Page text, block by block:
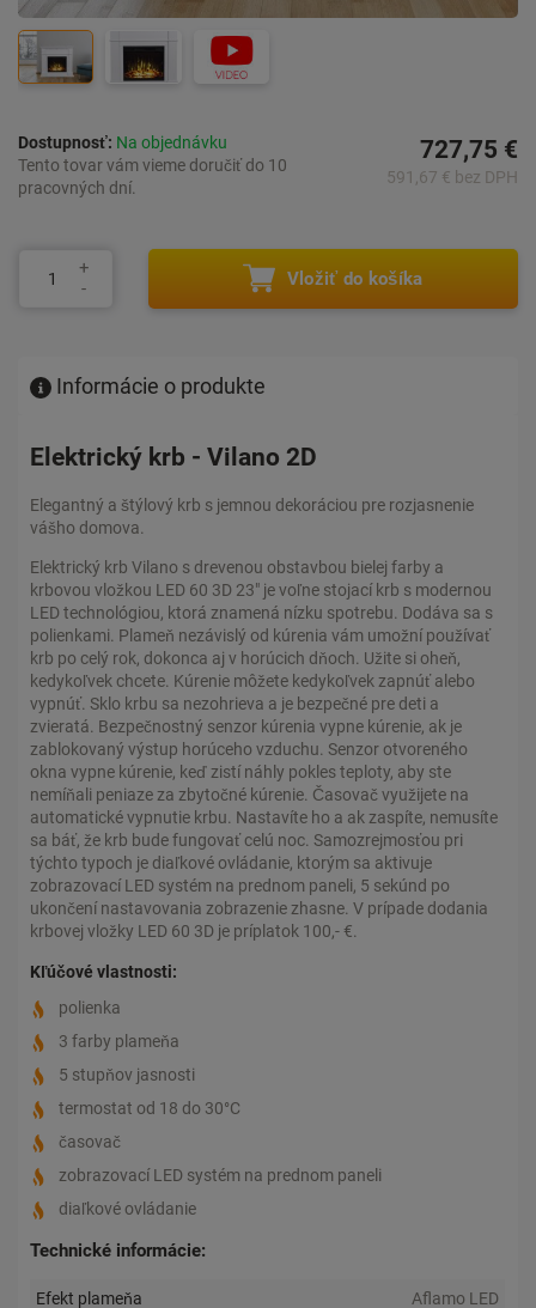
Dostupnosť: Na objednávku
Tento tovar vám vieme doručiť do 10
pracovných dní.
727,75 €
591,67 € bez DPH
Vložiť do košíka
Informácie o produkte
Elektrický krb - Vilano 2D
Elegantný a štýlový krb s jemnou dekoráciou pre rozjasnenie
vášho domova.
Elektrický krb Vilano s drevenou obstavbou bielej farby a
krbovou vložkou LED 60 3D 23" je voľne stojací krb s modernou
LED technológiou, ktorá znamená nízku spotrebu. Dodáva sa s
polienkami. Plameň nezávislý od kúrenia vám umožní používať
krb po celý rok, dokonca aj v horúcich dňoch. Užite si oheň,
kedykoľvek chcete. Kúrenie môžete kedykoľvek zapnúť alebo
vypnúť. Sklo krbu sa nezohrieva a je bezpečné pre deti a
zvieratá. Bezpečnostný senzor kúrenia vypne kúrenie, ak je
zablokovaný výstup horúceho vzduchu. Senzor otvoreného
okna vypne kúrenie, keď zistí náhly pokles teploty, aby ste
nemíňali peniaze za zbytočné kúrenie. Časovač využijete na
automatické vypnutie krbu. Nastavíte ho a ak zaspíte, nemusíte
sa báť, že krb bude fungovať celú noc. Samozrejmosťou pri
týchto typoch je diaľkové ovládanie, ktorým sa aktivuje
zobrazovací LED systém na prednom paneli, 5 sekúnd po
ukončení nastavovania zobrazenie zhasne. V prípade dodania
krbovej vložky LED 60 3D je príplatok 100,- €.
Kľúčové vlastnosti:
polienka
3 farby plameňa
5 stupňov jasnosti
termostat od 18 do 30°C
časovač
zobrazovací LED systém na prednom paneli
diaľkové ovládanie
Technické informácie:
Efekt plameňa Aflamo LED